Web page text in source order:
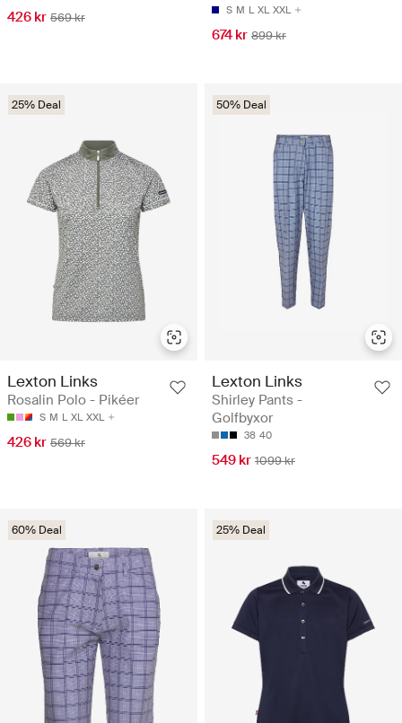
426 kr 569 kr S M L XL XXL
674 kr 899 kr
25% Deal
Lexton Links
Rosalin Polo - Pikéer
S M L XL XXL
426 kr 569 kr
50% Deal
Lexton Links
Shirley Pants -
Golfbyxor
38 40
549 kr 1099 kr
60% Deal 25% Deal